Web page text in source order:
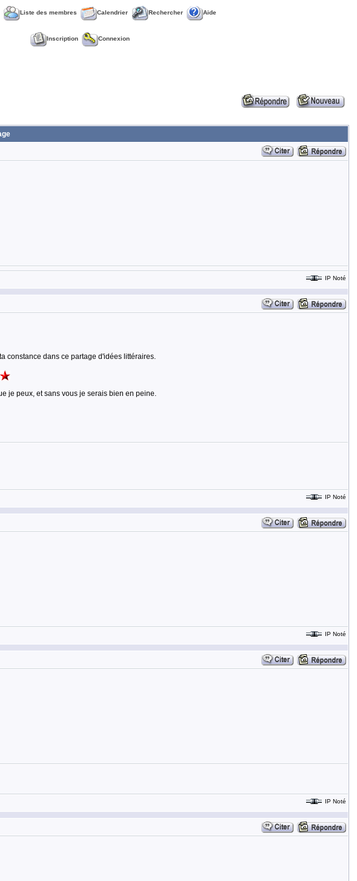
Liste des membres Calendrier Rechercher Aide
Inscription Connexion
IP Noté
constance dans ce partage d'idées littéraires.
je peux, et sans vous je serais bien en peine.
IP Noté
IP Noté
IP Noté